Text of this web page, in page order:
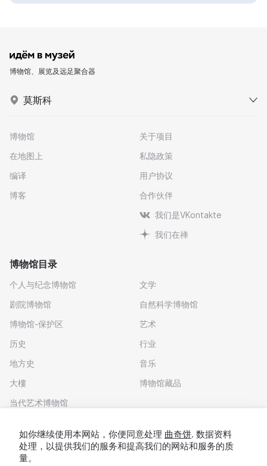
博物馆、展览及远足聚合器
莫斯科
博物馆
在地图上
编译
博客
关于项目
私隐政策
用户协议
合作伙伴
我们是VKontakte
我们在禅
博物馆目录
个人与纪念博物馆
剧院博物馆
博物馆-保护区
历史
地方史
大樓
当代艺术博物馆
文学
自然科学博物馆
艺术
行业
音乐
博物馆藏品
如你继续使用本网站，你便同意处理 曲奇饼. 数据资料
处理，以提供我们的服务和提高我们的网站和服务的质
量。